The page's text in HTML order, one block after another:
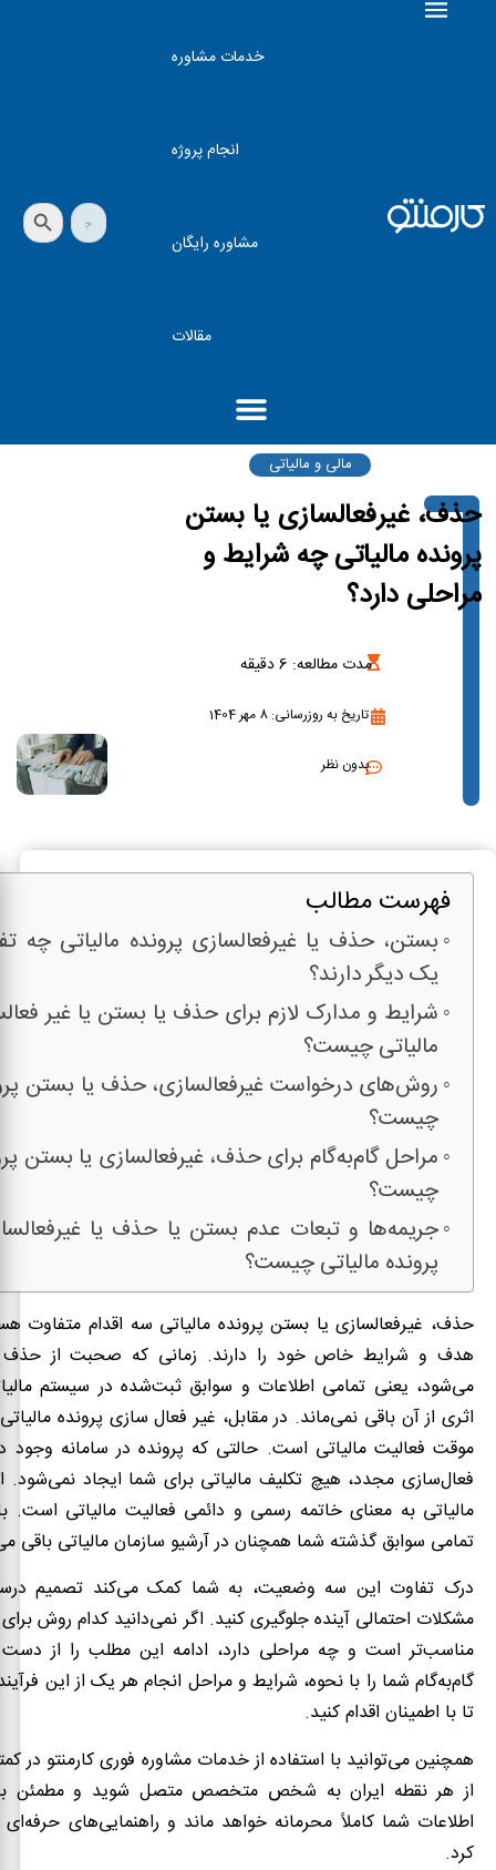
خدمات مشاوره
انجام پروژه
مشاوره رایگان
مقالات
جستجو
برای:
دکمه جستجو
مالی و مالیاتی
حذف، غیرفعالسازی یا بستن
پرونده مالیاتی چه شرایط و
مراحلی دارد؟
مدت مطالعه: 6دقیقه
تاریخ به روزرسانی: 8 مهر 1404
بدون نظر
فهرست مطالب
بستن، حذف یا غیرفعالسازی پرونده مالیاتی چه
یک دیگر دارند؟
شرایط و مدارک لازم برای حذف یا بستن یا غیر
مالیاتی چیست؟
روش‌های درخواست غیرفعالسازی، حذف یا بستن
چیست؟
مراحل گام‌به‌گام برای حذف، غیرفعالسازی یا بستن
چیست؟
جریمه‌ها و تبعات عدم بستن یا حذف یا
پرونده مالیاتی چیست؟
حذف، غیرفعالسازی یا بستن پرونده مالیاتی سه اقدام متفاوت
هدف و شرایط خاص خود را دارند. زمانی که صحبت از حذف
می‌شود، یعنی تمامی اطلاعات و سوابق ثبت‌شده در سیستم
اثری از آن باقی نمی‌ماند. در مقابل، غیر فعال سازی پرونده
موقت فعالیت مالیاتی است. حالتی که پرونده در سامانه وجود
فعال‌سازی مجدد، هیچ تکلیف مالیاتی برای شما ایجاد نمی‌شود.
مالیاتی به معنای خاتمه رسمی و دائمی فعالیت مالیاتی است.
تمامی سوابق گذشته شما همچنان در آرشیو سازمان مالیاتی باقی
درک تفاوت این سه وضعیت، به شما کمک می‌کند تصمیم
مشکلات احتمالی آینده جلوگیری کنید. اگر نمی‌دانید کدام روش
مناسب‌تر است و چه مراحلی دارد، ادامه این مطلب را از
گام‌به‌گام شما را با نحوه، شرایط و مراحل انجام هر یک از این
تا با اطمینان اقدام کنید.
همچنین می‌توانید با استفاده از خدمات مشاوره فوری کارمنتو در
از هر نقطه ایران به شخص متخصص متصل شوید و مطمئن
اطلاعات شما کاملاً محرمانه خواهد ماند و راهنمایی‌های
کرد.